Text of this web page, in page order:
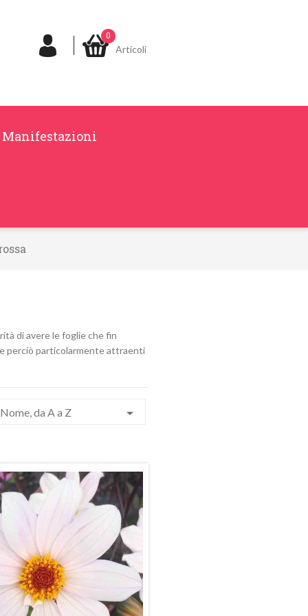
0
Articoli
Manifestazioni
di avere le foglie che fin
perciò particolarmente attraenti
Nome, da A a Z 